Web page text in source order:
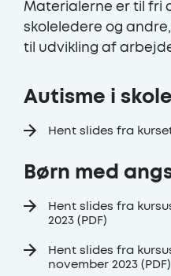
Materialerne er til fri
skoleledere og
til udvikling af
Autisme i
Hent slides fra kurset
Børn med
Hent slides fra
2023 (PDF)
Hent slides fra
november 2023 (PDF)